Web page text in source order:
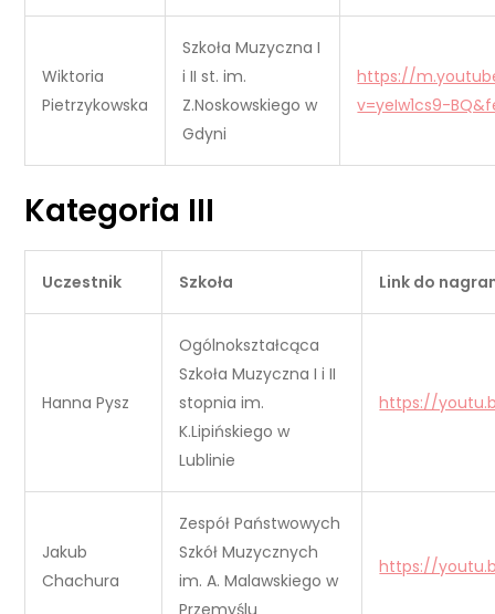
Wiktoria
Pietrzykowska
Szkoła Muzyczna I
i II st. im.
Z.Noskowskiego w
Gdyni
https://
v=yeIw1cs9-
Kategoria III
Uczestnik Szkoła Link do
Hanna Pysz
Ogólnokształcąca
Szkoła Muzyczna I i II
stopnia im.
K.Lipińskiego w
Lublinie
https://
Jakub
Chachura
Zespół Państwowych
Szkół Muzycznych
im. A. Malawskiego w
https://